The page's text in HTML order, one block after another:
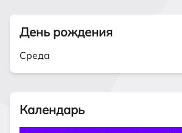
День рождения
Среда
Календарь